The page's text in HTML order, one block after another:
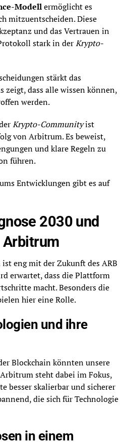
Modellermöglicht es
mitzuentscheiden. Diese
und das Vertrauen in
stark in derKrypto-
stärkt das
zeigt, dass alle wissen können,
werden.
Krypto-Communityist
von Arbitrum. Es beweist,
und klare Regeln zu
führen.
Entwicklungen gibt es auf
2030 und
Arbitrum
eng mit der Zukunft des ARB
erwartet, dass die Plattform
macht. Besonders die
hier eine Rolle.
und ihre
Blockchain könnten unsere
steht dabei im Fokus,
besser skalierbar und sicherer
die sich für Technologie
in einem